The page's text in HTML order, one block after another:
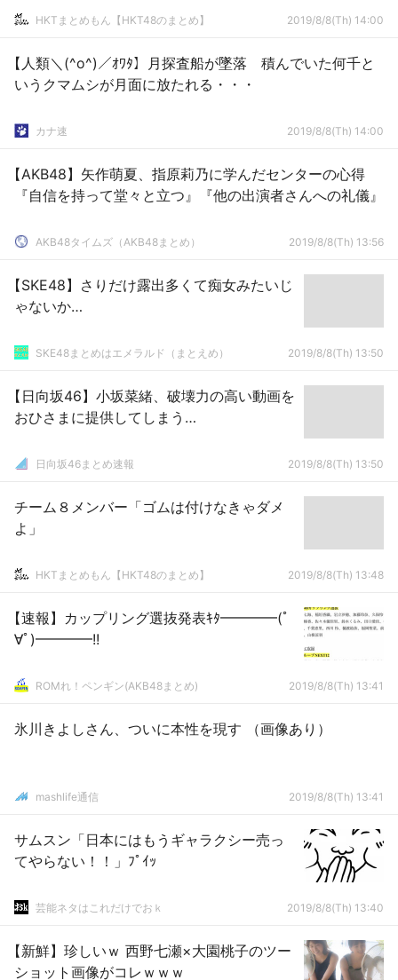
HKTまとめもん【HKT48のまとめ】 2019/8/8(Th) 14:00
【人類＼(^o^)／ｵﾜﾀ】月探査船が墜落 積んでいた何千と
いうクマムシが月面に放たれる・・・
カナ速 2019/8/8(Th) 14:00
【AKB48】矢作萌夏、指原莉乃に学んだセンターの心得
『自信を持って堂々と立つ』『他の出演者さんへの礼儀』
AKB48タイムズ（AKB48まとめ） 2019/8/8(Th) 13:56
【SKE48】さりだけ露出多くて痴女みたいじ
ゃないか…
SKE48まとめはエメラルド（まとえめ） 2019/8/8(Th) 13:50
【日向坂46】小坂菜緒、破壊力の高い動画を
おひさまに提供してしまう…
日向坂46まとめ速報 2019/8/8(Th) 13:50
チーム８メンバー「ゴムは付けなきゃダメ
よ」
HKTまとめもん【HKT48のまとめ】 2019/8/8(Th) 13:48
【速報】カップリング選抜発表ｷﾀ━━━━(ﾟ
∀ﾟ)━━━━!!
ROMれ！ペンギン(AKB48まとめ) 2019/8/8(Th) 13:41
氷川きよしさん、ついに本性を現す （画像あり）
mashlife通信 2019/8/8(Th) 13:41
サムスン「日本にはもうギャラクシー売っ
てやらない！！」ﾌﾟｲｯ
芸能ネタはこれだけでおｋ 2019/8/8(Th) 13:40
【新鮮】珍しいｗ 西野七瀬×大園桃子のツー
ショット画像がコレｗｗｗ